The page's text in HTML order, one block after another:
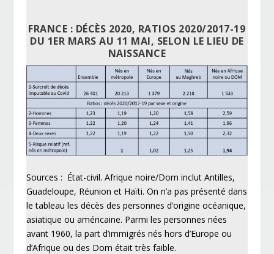
FRANCE : DÉCÈS 2020, RATIOS 2020/2017-19
DU 1ER MARS AU 11 MAI, SELON LE LIEU DE
NAISSANCE
Sources : État-civil. Afrique noire/Dom inclut Antilles,
Guadeloupe, Réunion et Haïti. On n’a pas présenté dans
le tableau les décès des personnes d’origine océanique,
asiatique ou américaine. Parmi les personnes nées
avant 1960, la part d’immigrés nés hors d’Europe ou
d’Afrique ou des Dom était très faible.